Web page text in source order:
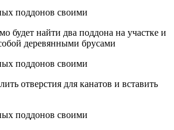
будет найти два поддона на участке и
деревянными брусами
отверстия для канатов и вставить